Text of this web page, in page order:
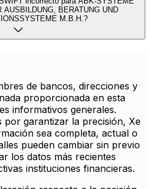
AUSBILDUNG, BERATUNG UND
M.B.H.?
de bancos, direcciones y
proporcionada en esta
informativos generales.
por garantizar la precisión, Xe
sea completa, actual o
pueden cambiar sin previo
los datos más recientes
instituciones financieras.